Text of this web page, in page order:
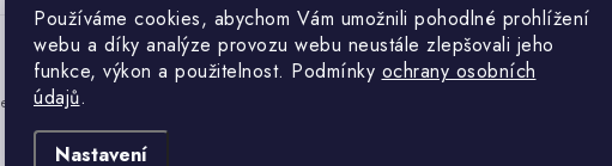
Používáme cookies, abychom Vám umožnili pohodlné prohlížení
webu a díky analýze provozu webu neustále zlepšovali jeho
funkce, výkon a použitelnost. Podmínky ochrany osobních
údajů.
Nastavení
Copyright 2026FairTradeMarket.cz. Všechna práva vyhrazena.